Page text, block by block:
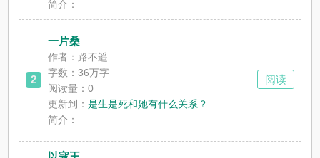
简介：
2
一片桑
作者：路不遥
字数：36万字
阅读量：0
更新到：是生是死和她有什么关系？
简介：
阅读